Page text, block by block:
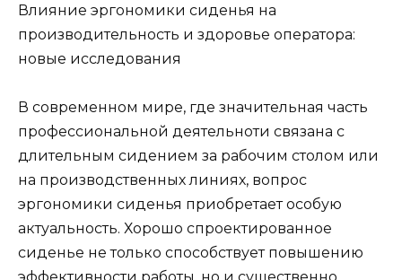
Влияние эргономики сиденья на
производительность и здоровье оператора:
новые исследования
В современном мире, где значительная часть
профессиональной деятельноти связана с
длительным сидением за рабочим столом или
на производственных линиях, вопрос
эргономики сиденья приобретает особую
актуальность. Хорошо спроектированное
сиденье не только способствует повышению